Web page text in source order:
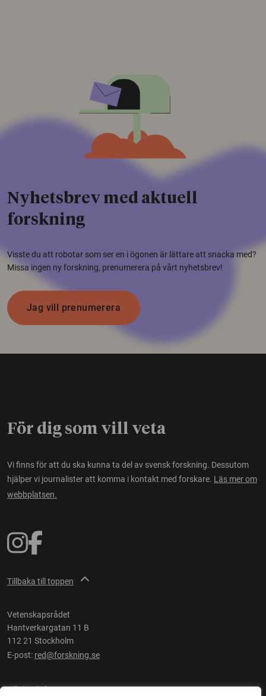
Nyhetsbrev med aktuell
forskning
Visste du att robotar som ser en i ögonen är lättare att snacka med?
Missa ingen ny forskning, prenumerera på vårt nyhetsbrev!
Jag vill prenumerera
För dig som vill veta
Vi finns för att du ska kunna ta del av svensk forskning. Dessutom
hjälper vi journalister att komma i kontakt med forskare. Läs mer om
webbplatsen.
Tillbaka till toppen
Vetenskapsrådet
Hantverkargatan 11 B
112 21 Stockholm
E-post: red@forskning.se
Tillgänglighet